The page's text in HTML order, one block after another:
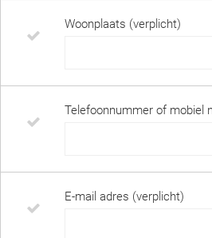
Woonplaats (verplicht)
Telefoonnummer of mobiel
E-mail adres (verplicht)